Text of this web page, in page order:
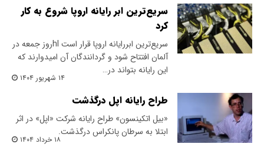
سریع‌ترین ابر رایانه اروپا شروع به کار
کرد
سریع‌ترین ابررایانه اروپا قرار است hlروز جمعه در
آلمان افتتاح شود و گردانندگان آن امیدوارند که
این رایانه بتواند در…
۱۴ شهریور ۱۴۰۴
طراح رایانه اپل درگذشت
«بیل اتکینسون» طراح رایانه شرکت «اپل» در اثر
ابتلا به سرطان پانکراس درگذشت.
۱۸ خرداد ۱۴۰۴